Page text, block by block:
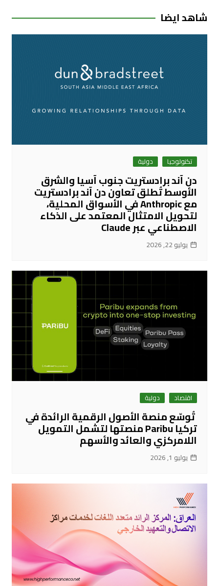
شاهد ايضا
تكنولوجيا دولية
دن آند برادستريت جنوب آسيا والشرق
الأوسط تُطلق تعاون دن آند برادستريت
مع Anthropic في الأسواق المحلية،
لتحويل الامتثال المعتمد على الذكاء
الاصطناعي عبر Claude
يوليو 22, 2026
اقتصاد دولية
تُوسّع منصة الأصول الرقمية الرائدة في
تركيا Paribu منصتها لتشمل التمويل
اللامركزي والعائد والأسهم
يوليو 1, 2026